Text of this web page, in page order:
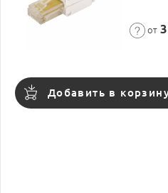
от
Добавить в